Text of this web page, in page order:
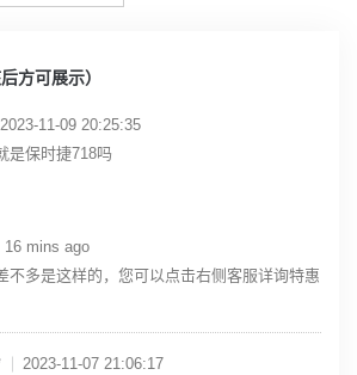
方可展示）
2023-11-09 20:25:35
是保时捷718吗
16 mins ago
不多是这样的，您可以点击右侧客服详询特惠
2023-11-07 21:06:17